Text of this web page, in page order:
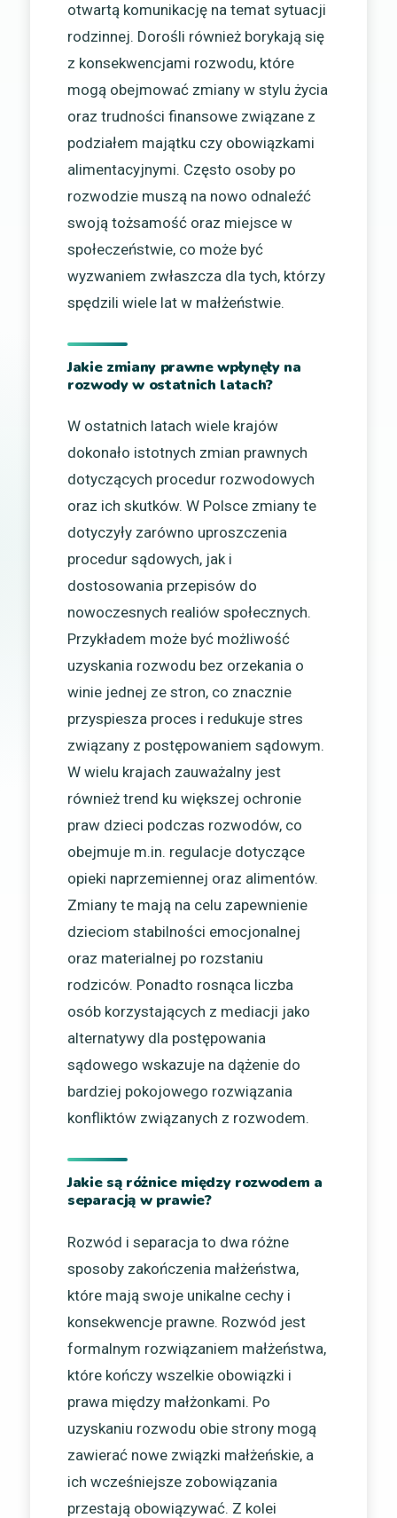
otwartą komunikację na temat sytuacji
rodzinnej. Dorośli również borykają się
z konsekwencjami rozwodu, które
mogą obejmować zmiany w stylu życia
oraz trudności finansowe związane z
podziałem majątku czy obowiązkami
alimentacyjnymi. Często osoby po
rozwodzie muszą na nowo odnaleźć
swoją tożsamość oraz miejsce w
społeczeństwie, co może być
wyzwaniem zwłaszcza dla tych, którzy
spędzili wiele lat w małżeństwie.
Jakie zmiany prawne wpłynęły na
rozwody w ostatnich latach?
W ostatnich latach wiele krajów
dokonało istotnych zmian prawnych
dotyczących procedur rozwodowych
oraz ich skutków. W Polsce zmiany te
dotyczyły zarówno uproszczenia
procedur sądowych, jak i
dostosowania przepisów do
nowoczesnych realiów społecznych.
Przykładem może być możliwość
uzyskania rozwodu bez orzekania o
winie jednej ze stron, co znacznie
przyspiesza proces i redukuje stres
związany z postępowaniem sądowym.
W wielu krajach zauważalny jest
również trend ku większej ochronie
praw dzieci podczas rozwodów, co
obejmuje m.in. regulacje dotyczące
opieki naprzemiennej oraz alimentów.
Zmiany te mają na celu zapewnienie
dzieciom stabilności emocjonalnej
oraz materialnej po rozstaniu
rodziców. Ponadto rosnąca liczba
osób korzystających z mediacji jako
alternatywy dla postępowania
sądowego wskazuje na dążenie do
bardziej pokojowego rozwiązania
konfliktów związanych z rozwodem.
Jakie są różnice między rozwodem a
separacją w prawie?
Rozwód i separacja to dwa różne
sposoby zakończenia małżeństwa,
które mają swoje unikalne cechy i
konsekwencje prawne. Rozwód jest
formalnym rozwiązaniem małżeństwa,
które kończy wszelkie obowiązki i
prawa między małżonkami. Po
uzyskaniu rozwodu obie strony mogą
zawierać nowe związki małżeńskie, a
ich wcześniejsze zobowiązania
przestają obowiązywać. Z kolei